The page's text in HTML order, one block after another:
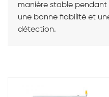
manière stable
une bonne fiabilité et
détection.